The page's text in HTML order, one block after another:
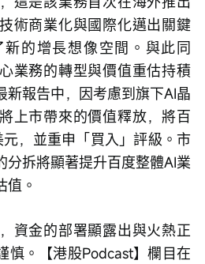
術商業化與國際化邁出關鍵
的增長想像空間。與此同
業務的轉型與價值重估持積
新報告中，因考慮到旗下AI晶
上市帶來的價值釋放，將百
，並重申「買入」評級。市
分拆將顯著提升百度整體AI業
值。
資金的部署顯露出與火熱正
慎。【港股Podcast】欄目在